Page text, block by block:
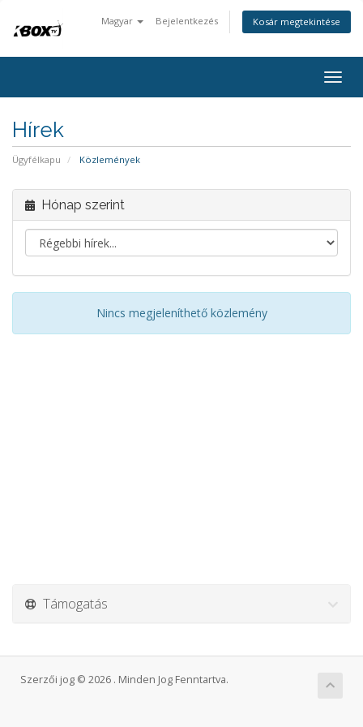
Magyar Bejelentkezés Kosár megtekintése
Hírek
Ügyfélkapu Közlemények
Hónap szerint
Nincs megjeleníthető közlemény
Támogatás
Szerzői jog © 2026 . Minden Jog Fenntartva.